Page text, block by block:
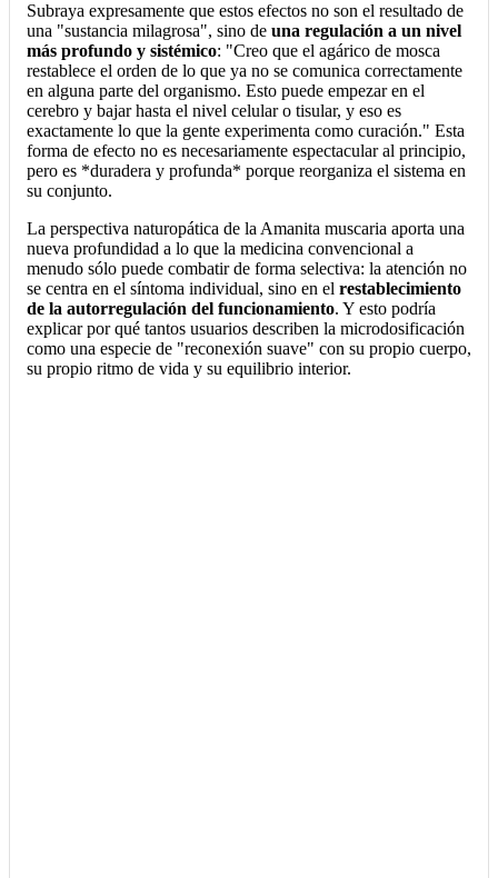
Subraya expresamente que estos efectos no son el resultado de
una "sustancia milagrosa", sino de una regulación a un nivel
más profundo y sistémico: "Creo que el agárico de mosca
restablece el orden de lo que ya no se comunica correctamente
en alguna parte del organismo. Esto puede empezar en el
cerebro y bajar hasta el nivel celular o tisular, y eso es
exactamente lo que la gente experimenta como curación." Esta
forma de efecto no es necesariamente espectacular al principio,
pero es *duradera y profunda* porque reorganiza el sistema en
su conjunto.
La perspectiva naturopática de la Amanita muscaria aporta una
nueva profundidad a lo que la medicina convencional a
menudo sólo puede combatir de forma selectiva: la atención no
se centra en el síntoma individual, sino en el restablecimiento
de la autorregulación del funcionamiento. Y esto podría
explicar por qué tantos usuarios describen la microdosificación
como una especie de "reconexión suave" con su propio cuerpo,
su propio ritmo de vida y su equilibrio interior.